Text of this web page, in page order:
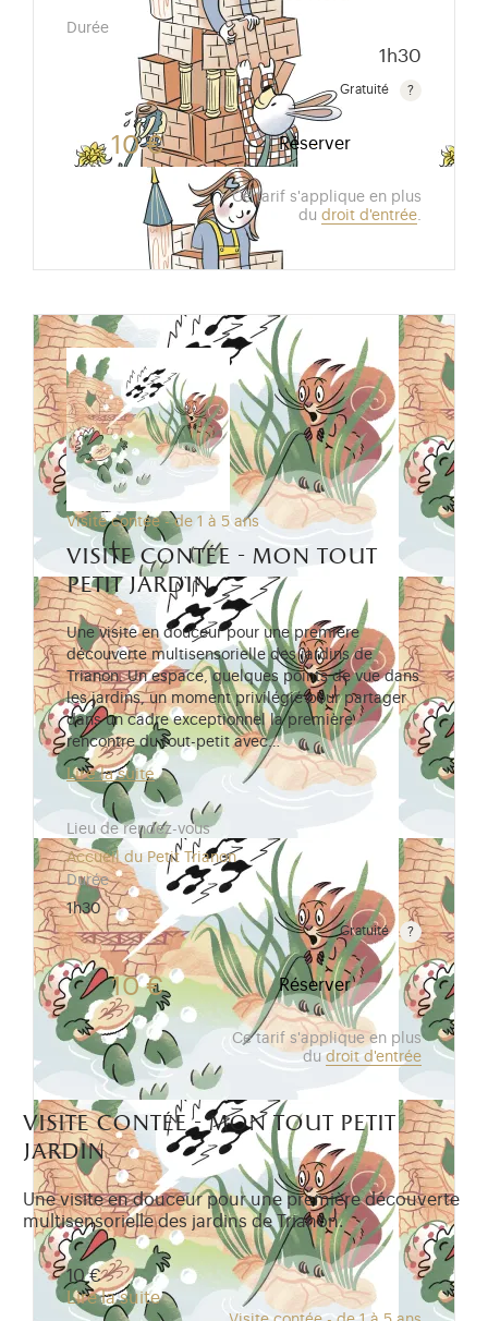
Durée
1h30
Gratuité
Gratuit pour les enfants de moins de 10 ans.Tarif
10 € Réserver
Ce tarif s'applique en plus
du droit d'entrée.
Visite contée - de 1 à 5 ans
visite contée - mon tout
petit jardin
Une visite en douceur pour une première
découverte multisensorielle des jardins de
Trianon. Un espace, quelques points de vue dans
les jardins, un moment privilégié pour partager
dans un cadre exceptionnel la première
rencontre du tout-petit avec…
Lire la suite
Lieu de rendez-vous
Accueil du Petit Trianon
Durée
1h30
Gratuité
Gratuit pour les enfants de moins de 10 ans. Tarif
10 € Réserver
Ce tarif s'applique en plus
du droit d'entrée
visite contée - mon tout petit
jardin
Une visite en douceur pour une première découverte
multisensorielle des jardins de Trianon.
10 €
Lire la suite